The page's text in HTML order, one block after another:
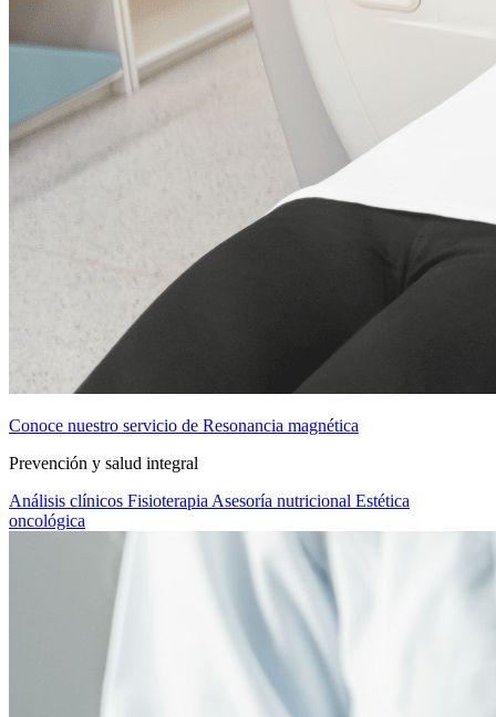
Conoce nuestro servicio de Resonancia magnética
Prevención y salud integral
Análisis clínicos Fisioterapia Asesoría nutricional Estética
oncológica